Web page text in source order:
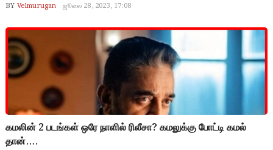
BY Velmurugan ஜூலை 28, 2023, 17:08
கமலின் 2 படங்கள் ஒரே நாளில் ரிலீசா? கமலுக்கு போட்டி கமல்
தான்….